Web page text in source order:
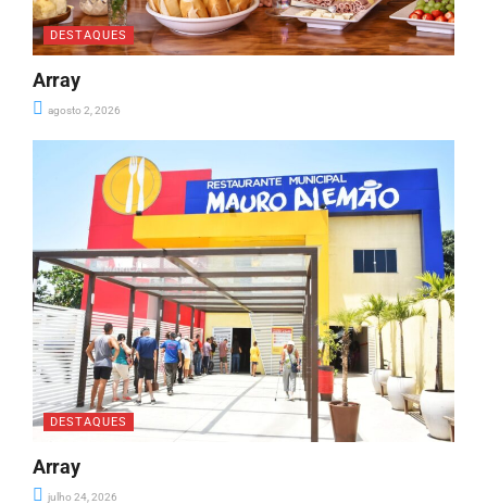
DESTAQUES
Array
agosto 2, 2026
DESTAQUES
Array
julho 24, 2026